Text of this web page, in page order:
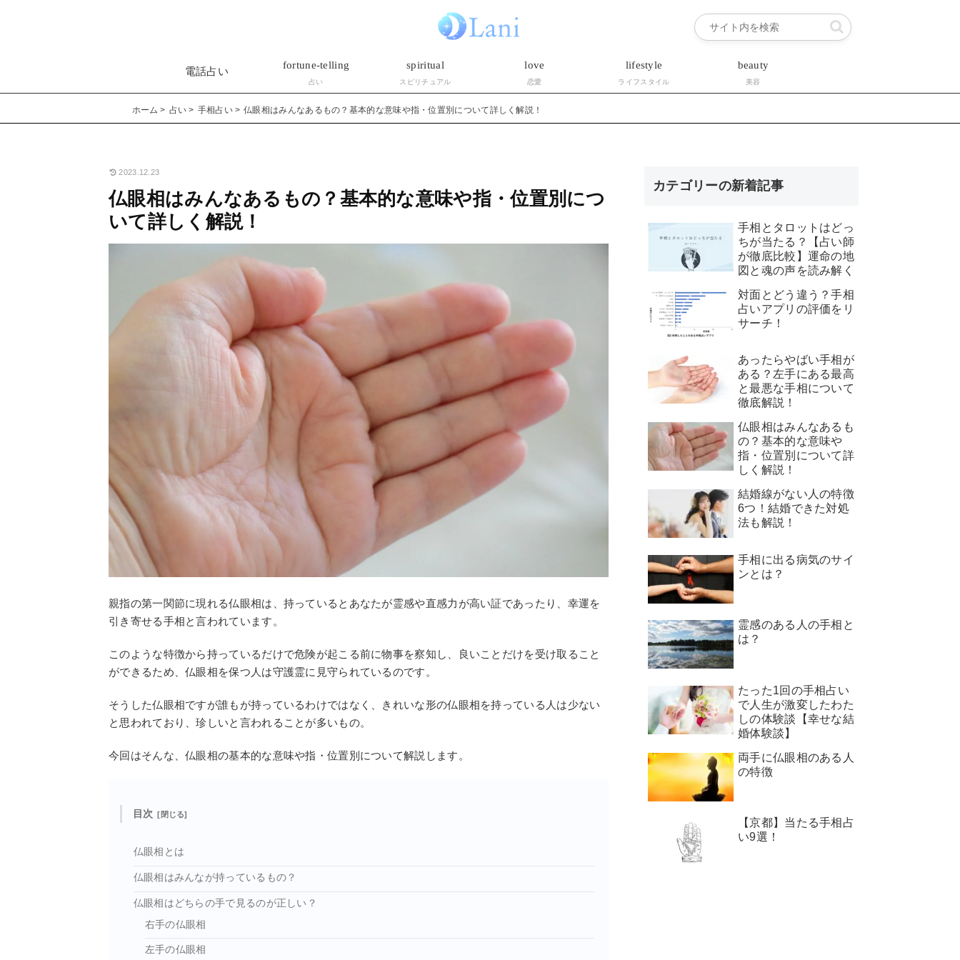
電話占い
fortune-telling
占い
spiritual
スピリチュアル
love
恋愛
lifestyle
ライフスタイル
beauty
美容
ホーム 占い 手相占い 仏眼相はみんなあるもの？基本的な意味や指・位置別について詳しく解説！
2023.12.23
仏眼相はみんなあるもの？基本的な意味や指・位置別につ
いて詳しく解説！
親指の第一関節に現れる仏眼相は、持っているとあなたが霊感や直感力が高い証であったり、幸運を
引き寄せる手相と言われています。
このような特徴から持っているだけで危険が起こる前に物事を察知し、良いことだけを受け取ること
ができるため、仏眼相を保つ人は守護霊に見守られているのです。
そうした仏眼相ですが誰もが持っているわけではなく、きれいな形の仏眼相を持っている人は少ない
と思われており、珍しいと言われることが多いもの。
今回はそんな、仏眼相の基本的な意味や指・位置別について解説します。
目次
仏眼相とは
仏眼相はみんなが持っているもの？
仏眼相はどちらの手で見るのが正しい？
右手の仏眼相
左手の仏眼相
カテゴリーの新着記事
手相とタロットはどっ
ちが当たる？【占い師
が徹底比較】運命の地
図と魂の声を読み解く
対面とどう違う？手相
占いアプリの評価をリ
サーチ！
あったらやばい手相が
ある？左手にある最高
と最悪な手相について
徹底解説！
仏眼相はみんなあるも
の？基本的な意味や
指・位置別について詳
しく解説！
結婚線がない人の特徴
6つ！結婚できた対処
法も解説！
手相に出る病気のサイ
ンとは？
霊感のある人の手相と
は？
たった1回の手相占い
で人生が激変したわた
しの体験談【幸せな結
婚体験談】
両手に仏眼相のある人
の特徴
【京都】当たる手相占
い9選！